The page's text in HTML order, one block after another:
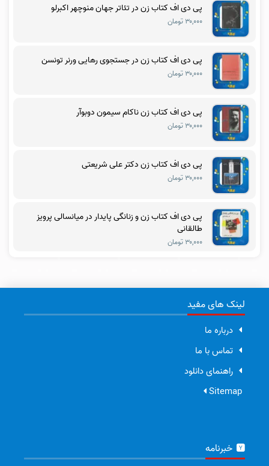
پی دی اف کتاب زن در تئاتر جهان منوچهر اکبرلو
۳۰,۰۰۰ تومان
پی دی اف کتاب زن در جستجوی رهایی ورنر تونسن
۳۰,۰۰۰ تومان
پی دی اف کتاب زن ناکام سیمون دوبوآر
۳۰,۰۰۰ تومان
پی دی اف کتاب زن دکتر علی شریعتی
۳۰,۰۰۰ تومان
پی دی اف کتاب زن و زنانگی پایدار در میانسالی پرویز
طالقانی
۳۰,۰۰۰ تومان
لینک های مفید
درباره ما
تماس با ما
راهنمای دانلود
Sitemap
خبرنامه